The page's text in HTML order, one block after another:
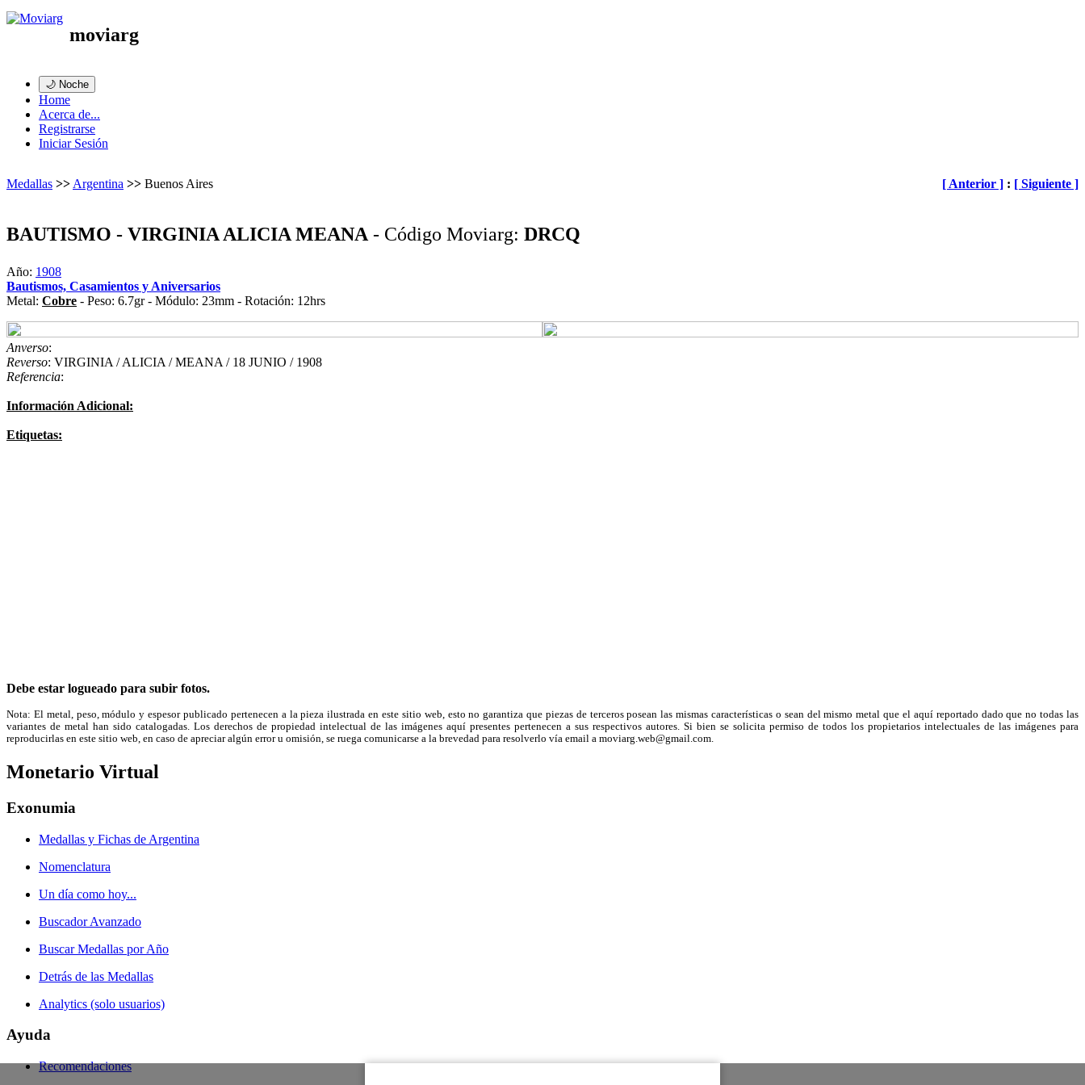
moviarg
🌙 Noche
Home
Acerca de...
Registrarse
Iniciar Sesión
Medallas >> Argentina >> Buenos Aires [ Anterior ] : [ Siguiente ]
BAUTISMO - VIRGINIA ALICIA MEANA - Código Moviarg: DRCQ
Año: 1908
Bautismos, Casamientos y Aniversarios
Metal: Cobre - Peso: 6.7gr - Módulo: 23mm - Rotación: 12hrs
Anverso:
Reverso: VIRGINIA / ALICIA / MEANA / 18 JUNIO / 1908
Referencia:
Información Adicional:
Etiquetas:
Debe estar logueado para subir fotos.
Nota: El metal, peso, módulo y espesor publicado pertenecen a la pieza ilustrada en este sitio web, esto no garantiza que piezas de terceros posean las mismas características o sean del mismo metal que el aquí reportado dado que no todas las
variantes de metal han sido catalogadas. Los derechos de propiedad intelectual de las imágenes aquí presentes pertenecen a sus respectivos autores. Si bien se solicita permiso de todos los propietarios intelectuales de las imágenes para
reproducirlas en este sitio web, en caso de apreciar algún error u omisión, se ruega comunicarse a la brevedad para resolverlo vía email a moviarg.web@gmail.com.
Monetario Virtual
Exonumia
Medallas y Fichas de Argentina
Nomenclatura
Un día como hoy...
Buscador Avanzado
Buscar Medallas por Año
Detrás de las Medallas
Analytics (solo usuarios)
Ayuda
Recomendaciones